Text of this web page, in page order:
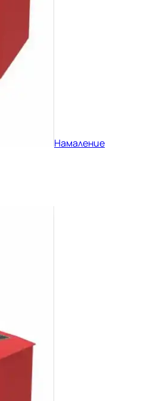
Намаление